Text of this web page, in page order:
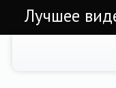
Лучшее